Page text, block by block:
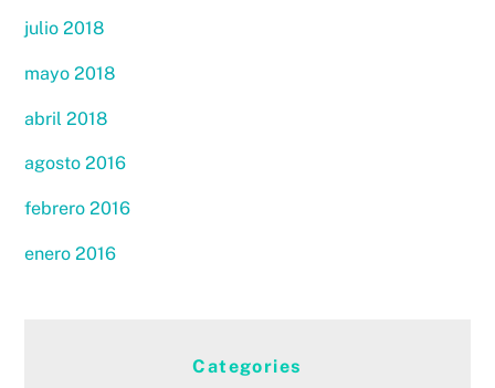
julio 2018
mayo 2018
abril 2018
agosto 2016
febrero 2016
enero 2016
Categories